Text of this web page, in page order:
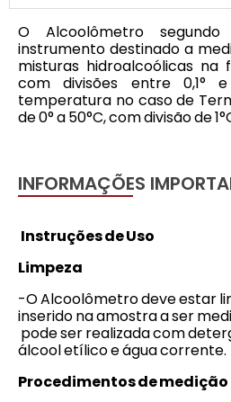
O Alcoolômetro
instrumento destinado a
misturas hidroalcoólicas na
com divisões entre 0,1°
temperatura no caso de
de 0° a 50°C, com divisão de
INFORMAÇÕES
Instruções de Uso
Limpeza
-O Alcoolômetro deve estar
inserido na amostra a ser
pode ser realizada com
álcool etílico e água corrente.
Procedimentos de medição